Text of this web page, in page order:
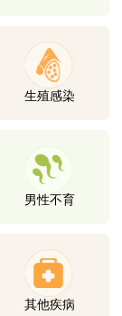
生殖感染
男性不育
其他疾病